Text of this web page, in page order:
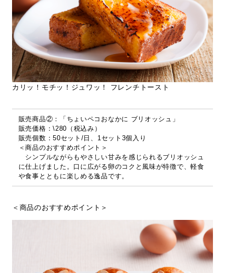
カリッ！モチッ！ジュワッ！ フレンチトースト
販売商品②：「ちょいペコおなかに ブリオッシュ」
販売価格：\280（税込み）
販売個数：50セット/日、1セット3個入り
＜商品のおすすめポイント＞
シンプルながらもやさしい甘みを感じられるブリオッシュ
に仕上げました。口に広がる卵のコクと風味が特徴で、軽食
や食事とともに楽しめる逸品です。
＜商品のおすすめポイント＞